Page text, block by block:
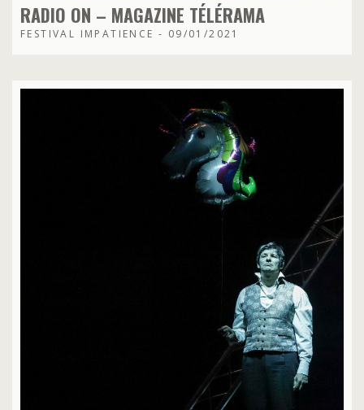
RADIO ON – MAGAZINE TÉLÉRAMA
FESTIVAL IMPATIENCE - 09/01/2021